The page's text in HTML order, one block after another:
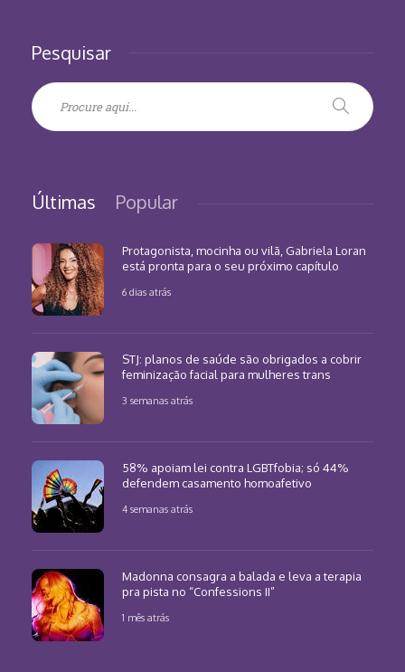
Pesquisar
Últimas Popular
Protagonista, mocinha ou vilã, Gabriela Loran
está pronta para o seu próximo capítulo
6 dias atrás
STJ: planos de saúde são obrigados a cobrir
feminização facial para mulheres trans
3 semanas atrás
58% apoiam lei contra LGBTfobia; só 44%
defendem casamento homoafetivo
4 semanas atrás
Madonna consagra a balada e leva a terapia
pra pista no “Confessions II”
1 mês atrás